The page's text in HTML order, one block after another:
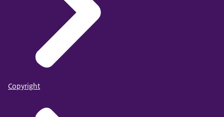
Copyright